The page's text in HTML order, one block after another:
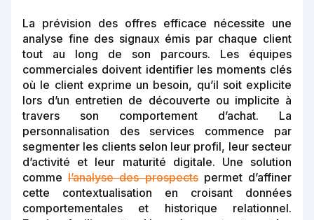
La prévision des offres efficace nécessite une
analyse fine des signaux émis par chaque client
tout au long de son parcours. Les équipes
commerciales doivent identifier les moments clés
où le client exprime un besoin, qu’il soit explicite
lors d’un entretien de découverte ou implicite à
travers son comportement d’achat. La
personnalisation des services commence par
segmenter les clients selon leur profil, leur secteur
d’activité et leur maturité digitale. Une solution
commel’analyse des prospectspermet d’affiner
cette contextualisation en croisant données
comportementales et historique relationnel.